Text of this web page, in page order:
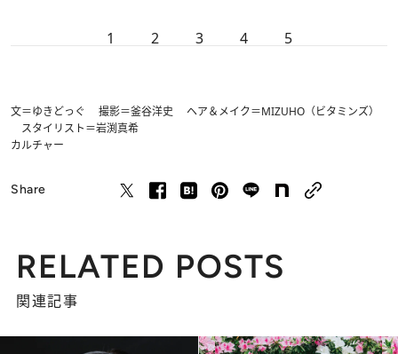
1 2 3 4 5
文＝ゆきどっぐ 撮影＝釜谷洋史 ヘア＆メイク＝MIZUHO（ビタミンズ）
スタイリスト＝岩渕真希
カルチャー
Share
RELATED POSTS
関連記事